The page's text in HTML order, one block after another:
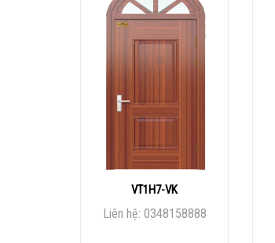
VT1H7-VK
Liên hệ: 0348158888